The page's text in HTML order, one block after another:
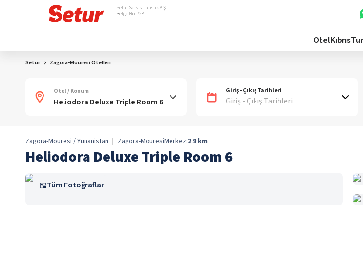
Setur Servis Turistik A.Ş.
Belge No: 728
OtelKıbrısTur
Setur Zagora-Mouresi Otelleri
Otel / Konum Giriş - Çıkış Tarihleri
Giriş - Çıkış Tarihleri
Zagora-Mouresi / Yunanistan | Zagora-MouresiMerkez:2.9 km
Heliodora Deluxe Triple Room 6
Tüm Fotoğraflar